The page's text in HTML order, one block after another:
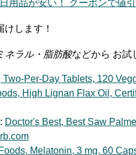
用品が安い！ クーポンで値
けします！
ネラル・脂肪酸などから お試
Two-Per-Day Tablets, 120
High Lignan Flax Oil,
Doctor's Best, Best Saw
Melatonin, 3 mg, 60